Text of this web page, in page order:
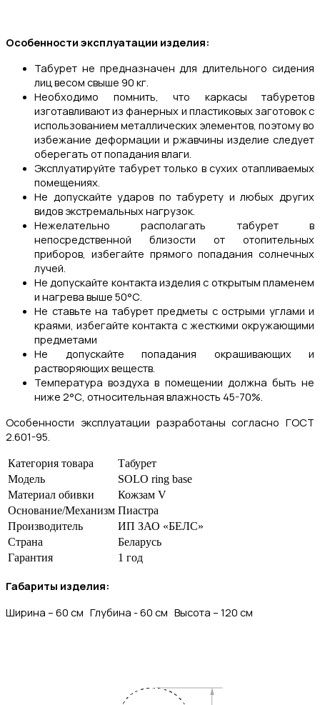
Особенности эксплуатации изделия:
Табурет не предназначен для длительного сидения
лиц весом свыше 90 кг.
Необходимо помнить, что каркасы табуретов
изготавливают из фанерных и пластиковых заготовок с
использованием металлических элементов, поэтому во
избежание деформации и ржавчины изделие следует
оберегать от попадания влаги.
Эксплуатируйте табурет только в сухих отапливаемых
помещениях.
Не допускайте ударов по табурету и любых других
видов экстремальных нагрузок.
Нежелательно располагать табурет в
непосредственной близости от отопительных
приборов, избегайте прямого попадания солнечных
лучей.
Не допускайте контакта изделия с открытым пламенем
и нагрева выше 50°С.
Не ставьте на табурет предметы с острыми углами и
краями, избегайте контакта с жесткими окружающими
предметами
Не допускайте попадания окрашивающих и
растворяющих веществ.
Температура воздуха в помещении должна быть не
ниже 2°С, относительная влажность 45-70%.
Особенности эксплуатации разработаны согласно ГОСТ
2.601-95.
Категория товара
Табурет
Модель
SOLO ring base
Материал обивки
Кожзам V
Основание/Механизм Пиастра
Производитель
ИП ЗАО «БЕЛС»
Страна
Беларусь
Гарантия
1 год
Габариты изделия:
Ширина – 60 см Глубина - 60 см Высота – 120 см